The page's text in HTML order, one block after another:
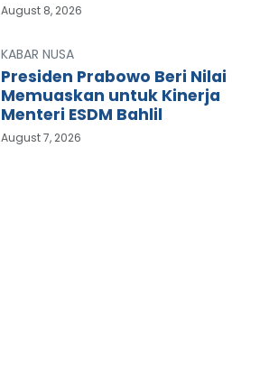
August 8, 2026
KABAR NUSA
Presiden Prabowo Beri Nilai
Memuaskan untuk Kinerja
Menteri ESDM Bahlil
August 7, 2026